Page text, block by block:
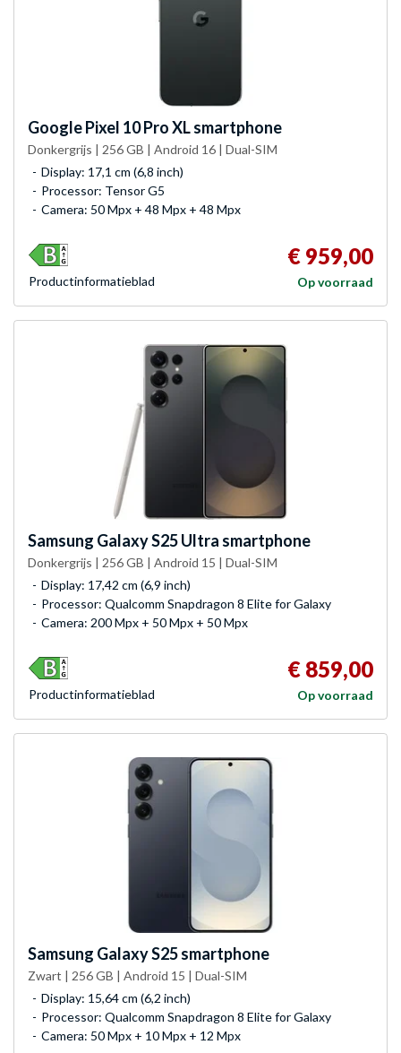
GooglePixel 10 Pro XL smartphone
Donkergrijs | 256 GB | Android 16 | Dual-SIM
Display: 17,1 cm (6,8 inch)
Processor: Tensor G5
Camera: 50 Mpx + 48 Mpx + 48 Mpx
€ 959,00
Op voorraad
Product­informatieblad
Samsung Galaxy S25 Ultra smartphone
Donkergrijs | 256 GB | Android 15 | Dual-SIM
Display: 17,42 cm (6,9 inch)
Processor: Qualcomm Snapdragon 8 Elite for Galaxy
Camera: 200 Mpx + 50 Mpx + 50 Mpx
€ 859,00
Op voorraad
Product­informatieblad
Samsung Galaxy S25 smartphone
Zwart | 256 GB | Android 15 | Dual-SIM
Display: 15,64 cm (6,2 inch)
Processor: Qualcomm Snapdragon 8 Elite for Galaxy
Camera: 50 Mpx + 10 Mpx + 12 Mpx